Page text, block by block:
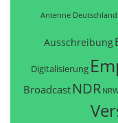
Antenne Deutschland
Ausschreibung
Digitalisierung
Broadcast NDR